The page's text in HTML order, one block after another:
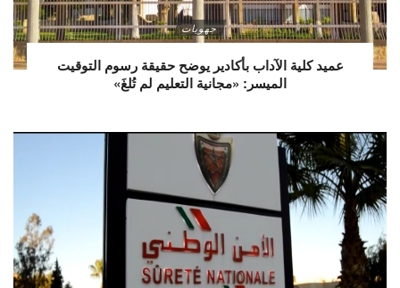
جهويات
عميد كلية الآداب بأكادير يوضح حقيقة رسوم التوقيت
الميسر: «مجانية التعليم لم تُلغَ»